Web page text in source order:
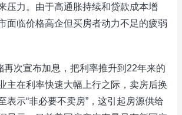
压力。由于高通胀持续和贷款成本增
面临价格高企但买房者动力不足的疲弱
再次宣布加息，把利率推升到22年来的
主在利率快速大幅上行之际，卖房后换
表示“非必要不卖房”，这引起房源供给